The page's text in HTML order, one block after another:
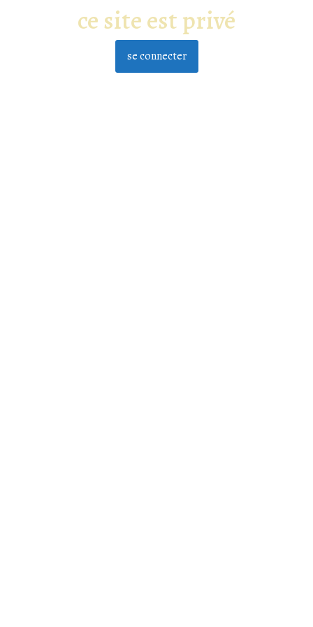
ce site est privé
se connecter